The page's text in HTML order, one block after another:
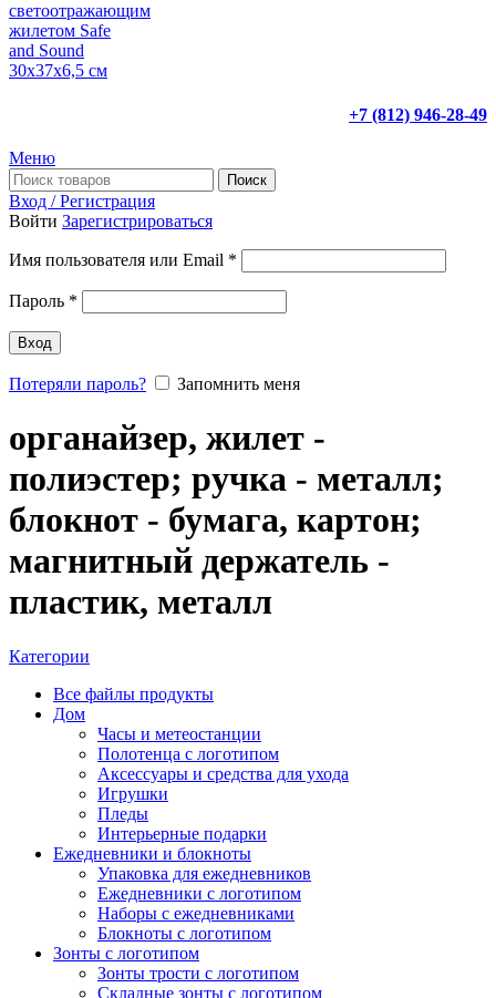
+7 (812) 946-28-49
Меню
Поиск
Вход / Регистрация
Войти Зарегистрироваться
Имя пользователя или Email *
Пароль *
Вход
Потеряли пароль? Запомнить меня
органайзер, жилет -
полиэстер; ручка - металл;
блокнот - бумага, картон;
магнитный держатель -
пластик, металл
Категории
Все файлы продукты
Дом
Часы и метеостанции
Полотенца с логотипом
Аксессуары и средства для ухода
Игрушки
Пледы
Интерьерные подарки
Ежедневники и блокноты
Упаковка для ежедневников
Ежедневники с логотипом
Наборы с ежедневниками
Блокноты с логотипом
Зонты с логотипом
Зонты трости с логотипом
Складные зонты с логотипом